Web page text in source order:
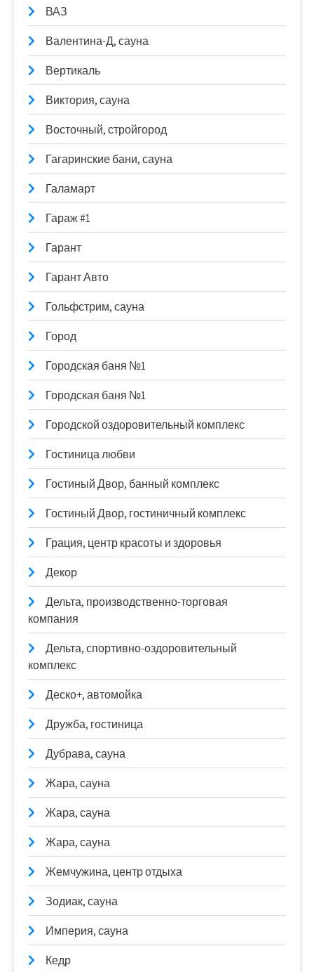
ВАЗ
Валентина-Д, сауна
Вертикаль
Виктория, сауна
Восточный, стройгород
Гагаринские бани, сауна
Галамарт
Гараж #1
Гарант
Гарант Авто
Гольфстрим, сауна
Город
Городская баня №1
Городская баня №1
Городской оздоровительный комплекс
Гостиница любви
Гостиный Двор, банный комплекс
Гостиный Двор, гостиничный комплекс
Грация, центр красоты и здоровья
Декор
Дельта, производственно-торговая
компания
Дельта, спортивно-оздоровительный
комплекс
Деско+, автомойка
Дружба, гостиница
Дубрава, сауна
Жара, сауна
Жара, сауна
Жара, сауна
Жемчужина, центр отдыха
Зодиак, сауна
Империя, сауна
Кедр